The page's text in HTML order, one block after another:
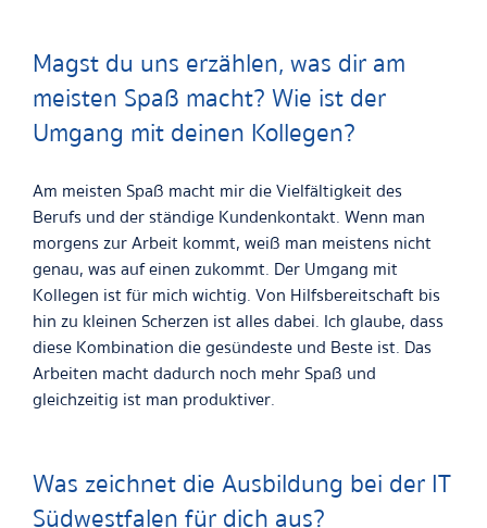
Magst du uns erzählen, was dir am
meisten Spaß macht? Wie ist der
Umgang mit deinen Kollegen?
Am meisten Spaß macht mir die Vielfältigkeit des
Berufs und der ständige Kundenkontakt. Wenn man
morgens zur Arbeit kommt, weiß man meistens nicht
genau, was auf einen zukommt. Der Umgang mit
Kollegen ist für mich wichtig. Von Hilfsbereitschaft bis
hin zu kleinen Scherzen ist alles dabei. Ich glaube, dass
diese Kombination die gesündeste und Beste ist. Das
Arbeiten macht dadurch noch mehr Spaß und
gleichzeitig ist man produktiver.
Was zeichnet die Ausbildung bei der IT
Südwestfalen für dich aus?